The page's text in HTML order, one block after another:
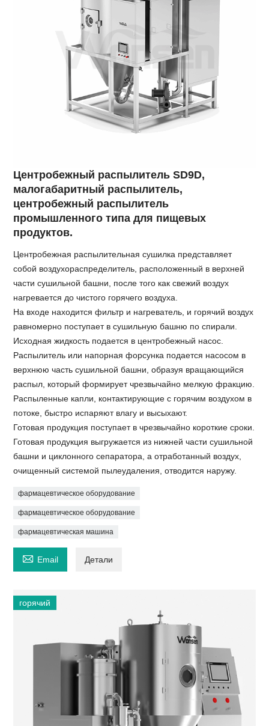
Центробежный распылитель SD9D,
малогабаритный распылитель,
центробежный распылитель
промышленного типа для пищевых
продуктов.
Центробежная распылительная сушилка представляет
собой воздухораспределитель, расположенный в верхней
части сушильной башни, после того как свежий воздух
нагревается до чистого горячего воздуха.
На входе находится фильтр и нагреватель, и горячий воздух
равномерно поступает в сушильную башню по спирали.
Исходная жидкость подается в центробежный насос.
Распылитель или напорная форсунка подается насосом в
верхнюю часть сушильной башни, образуя вращающийся
распыл, который формирует чрезвычайно мелкую фракцию.
Распыленные капли, контактирующие с горячим воздухом в
потоке, быстро испаряют влагу и высыхают.
Готовая продукция поступает в чрезвычайно короткие сроки.
Готовая продукция выгружается из нижней части сушильной
башни и циклонного сепаратора, а отработанный воздух,
очищенный системой пылеудаления, отводится наружу.
фармацевтическое оборудование
фармацевтическое оборудование
фармацевтическая машина
 Email Детали
горячий